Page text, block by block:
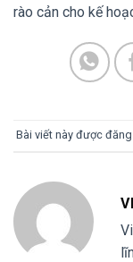
rào cản cho kế
Bài viết này được